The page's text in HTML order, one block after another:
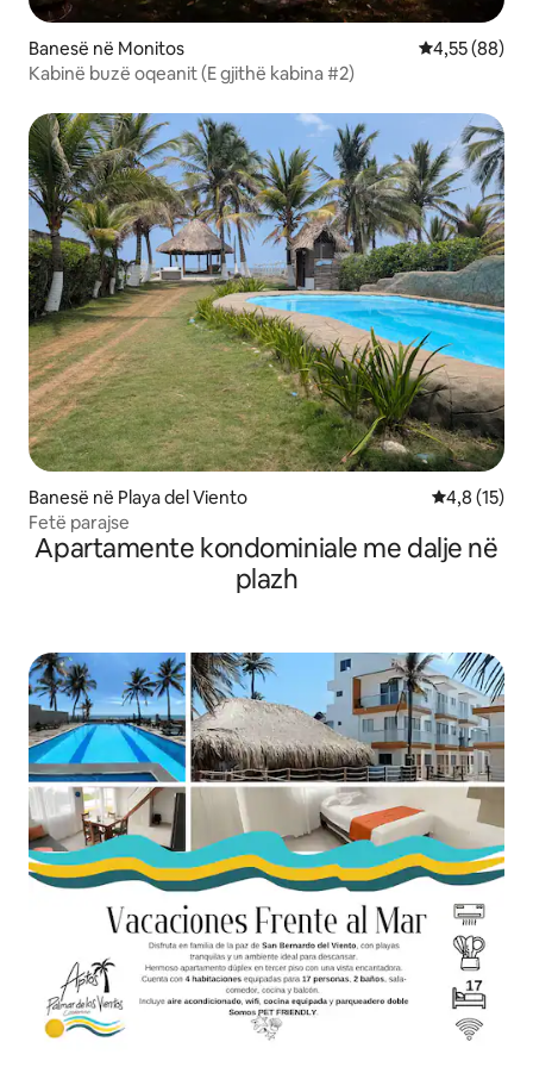
Banesë në Monitos Vlerësimi
4,55 (88)
Kabinë buzë oqeanit (E gjithë kabina #2)
Banesë në Playa del Viento Vlerësimi
4,8 (15)
Fetë parajse
Apartamente kondominiale me dalje në
plazh